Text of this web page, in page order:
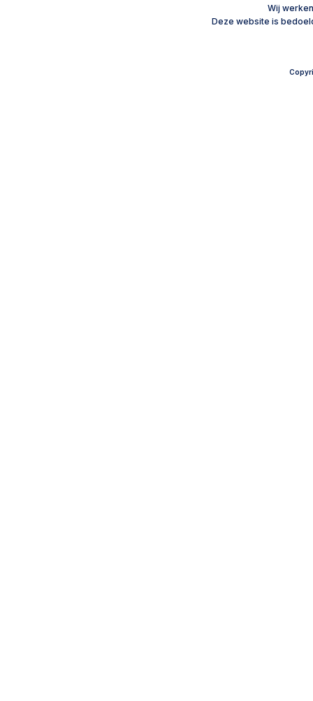
Wij
Deze website is